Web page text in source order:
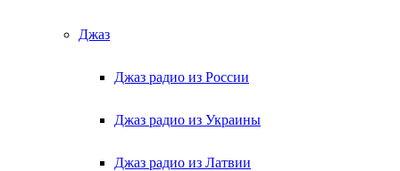
Джаз
Джаз радио из России
Джаз радио из Украины
Джаз радио из Латвии